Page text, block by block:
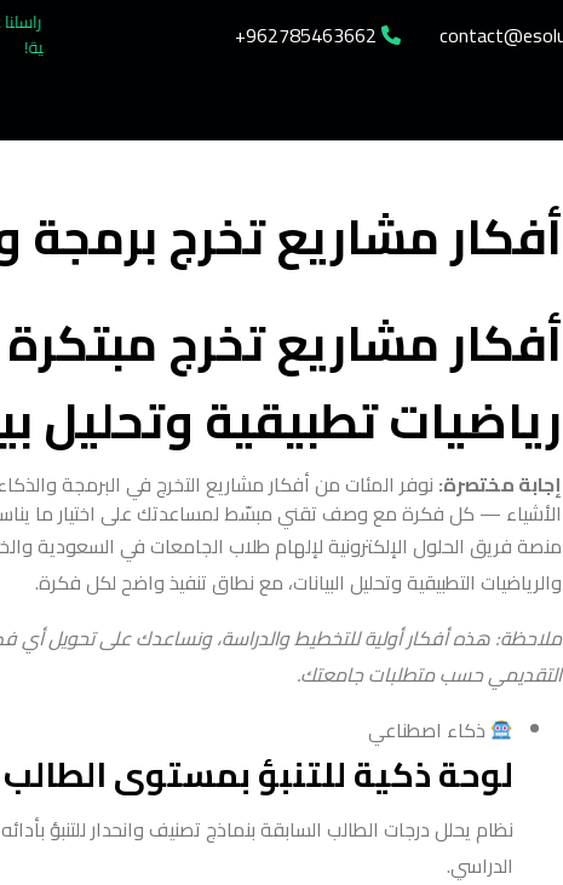
أفكار مشاريع تخرج برمجة
رياضيات تطبيقية وتحليل
إجابة مختصرة: نوفر المئات من أفكار مشاريع التخرج في البرمجة
الأشياء — كل فكرة مع وصف تقني مبسّط لمساعدتك على اختيار ما
منصة فريق الحلول الإلكترونية لإلهام طلاب الجامعات في السعودية
والرياضيات التطبيقية وتحليل البيانات، مع نطاق تنفيذ واضح لكل فكرة.
ملاحظة: هذه أفكار أولية للتخطيط والدراسة، ونساعدك على تحويل أي
التقديمي حسب متطلبات جامعتك.
ذكاء اصطناعي
لوحة ذكية للتنبؤ بمستوى الطالب
نظام يحلل درجات الطالب السابقة بنماذج تصنيف وانحدار للتنبؤ
الدراسي.